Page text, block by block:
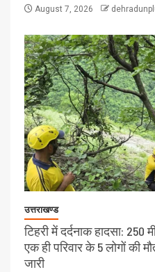
August 7, 2026
उत्तराखण्ड
टिहरी में दर्दनाक हादसा: 250
एक ही परिवार के 5 लोगों की
जारी